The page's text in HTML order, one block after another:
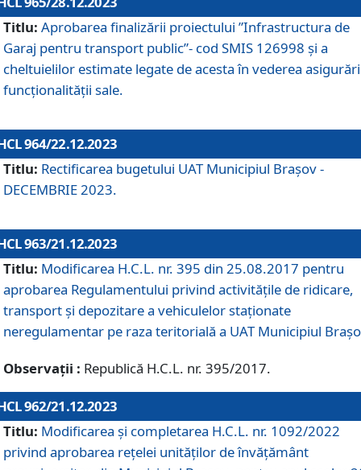
Titlu: Aprobarea finalizării proiectului ”Infrastructura de
Garaj pentru transport public”- cod SMIS 126998 și a
cheltuielilor estimate legate de acesta în vederea
funcționalității sale.
964/22.12.2023
Titlu: Rectificarea bugetului UAT Municipiul Braşov -
DECEMBRIE 2023.
963/21.12.2023
Titlu: Modificarea H.C.L. nr. 395 din 25.08.2017 pentru
aprobarea Regulamentului privind activitățile de ridicare,
transport şi depozitare a vehiculelor staționate
neregulamentar pe raza teritorială a UAT Municipiul
Observații : Republică H.C.L. nr. 395/2017.
962/21.12.2023
Titlu: Modificarea și completarea H.C.L. nr. 1092/2022
privind aprobarea rețelei unităților de învăţământ